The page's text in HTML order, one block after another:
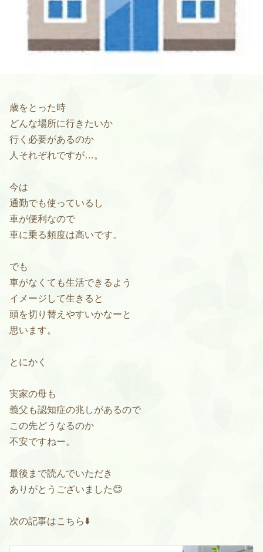
歳をとった時
どんな場所に行きたいか
行く必要があるのか
人それぞれですが…。
今は
通勤でも使っているし
車が便利なので
車に乗る頻度は高いです。
でも
車がなくても生活できるよう
イメージして生きると
頭を切り替えやすいかなーと
思います。
とにかく
実家の母も
義父も認知症の兆しがあるので
この先どうなるのか
不安ですねー。
最後まで読んでいただき
ありがとうございました😊
次の記事はこちら⬇️